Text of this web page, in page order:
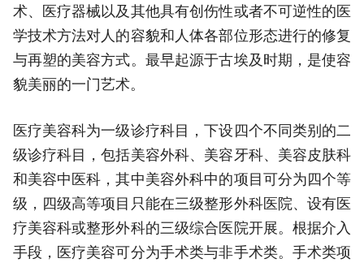
术、医疗器械以及其他具有创伤性或者不可逆性的医
学技术方法对人的容貌和人体各部位形态进行的修复
与再塑的美容方式。最早起源于古埃及时期，是使容
貌美丽的一门艺术。
医疗美容科为一级诊疗科目，下设四个不同类别的二
级诊疗科目，包括美容外科、美容牙科、美容皮肤科
和美容中医科，其中美容外科中的项目可分为四个等
级，四级高等项目只能在三级整形外科医院、设有医
疗美容科或整形外科的三级综合医院开展。根据介入
手段，医疗美容可分为手术类与非手术类。手术类项